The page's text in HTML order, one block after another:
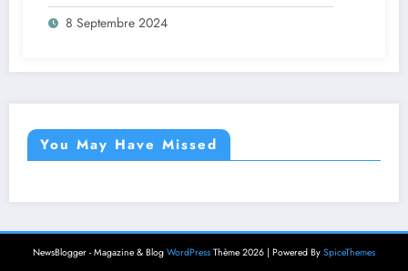
inscription en ligne avant le 28 septembre
2024
8 Septembre 2024
You May Have Missed
NewsBlogger - Magazine & Blog WordPress Thème 2026 | Powered By SpiceThemes